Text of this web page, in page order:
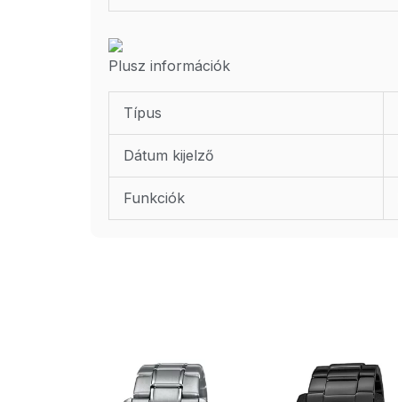
Plusz információk
Típus
Dátum kijelző
Funkciók